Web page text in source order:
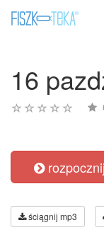
16
ściągnij mp3